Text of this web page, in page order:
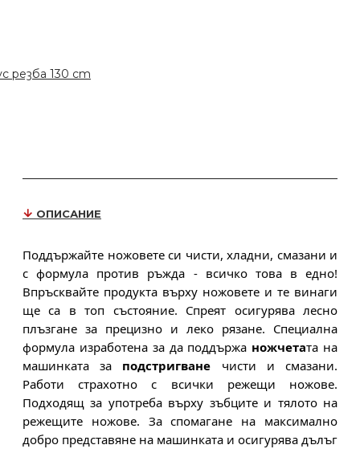
резба 130 cm
ОПИСАНИЕ
Поддържайте ножовете си чисти, хладни, смазани и
с формула против ръжда - всичко това в едно!
Впръсквайте продукта върху ножовете и те винаги
ще са в топ състояние. Спреят осигурява лесно
плъзгане за прецизно и леко рязане. Специална
формула изработена за да поддържа ножчетата на
машинката за подстригване чисти и смазани.
Работи страхотно с всички режещи ножове.
Подходящ за употреба върху зъбците и тялото на
режещите ножове. За спомагане на максимално
добро представяне на машинката и осигурява дълъг